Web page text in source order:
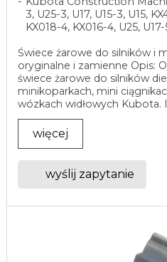
3, U25-3, U17, U15-3, U15,
KX018-4, KX016-4, U25, U17-
Świece żarowe do silników i
oryginalne i zamienne Opis:
świece żarowe do silników
minikoparkach, mini
wózkach widłowych Kubota.
więcej
wyślij zapytanie